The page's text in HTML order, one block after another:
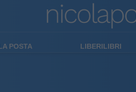
POSTA LIBERILIBRI